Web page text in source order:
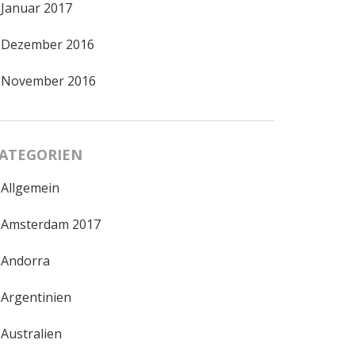
Januar 2017
Dezember 2016
November 2016
Allgemein
Amsterdam 2017
Andorra
Argentinien
Australien